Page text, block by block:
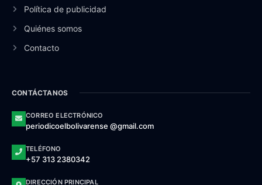
Política de publicidad
Quiénes somos
Contacto
CONTÁCTANOS
CORREO ELECTRÓNICO
periodicoelbolivarense @gmail.com
TELÉFONO
+57 313 2380342
DIRECCIÓN PRINCIPAL